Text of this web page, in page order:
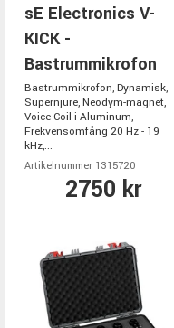
sE Electronics V-
KICK -
Bastrummikrofon
Bastrummikrofon, Dynamisk,
Supernjure, Neodym-magnet,
Voice Coil i Aluminum,
Frekvensomfång 20 Hz - 19
kHz,...
Artikelnummer 1315720
2750 kr